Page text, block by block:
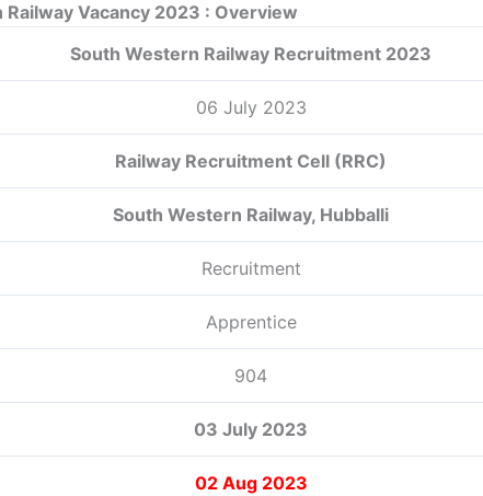
Vacancy 2023 : Overview
South Western Railway Recruitment 2023
06 July 2023
Railway Recruitment Cell (RRC)
South Western Railway, Hubballi
Recruitment
Apprentice
904
03 July 2023
02 Aug 2023